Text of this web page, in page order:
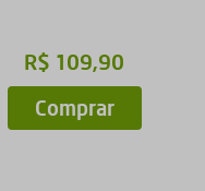
R$ 109,90
Comprar